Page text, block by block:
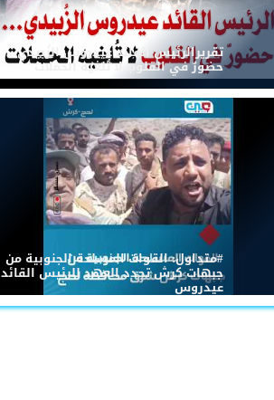
تقريرالرئيس القائد عيدروس الزُبيدي...
حضورٌ في القلوب لا تُلغيه الحملات
#متداول: القوات المسلحة الجنوبية من
جبهات كرش تجدد العهد للرئيس القائد
عيدروس